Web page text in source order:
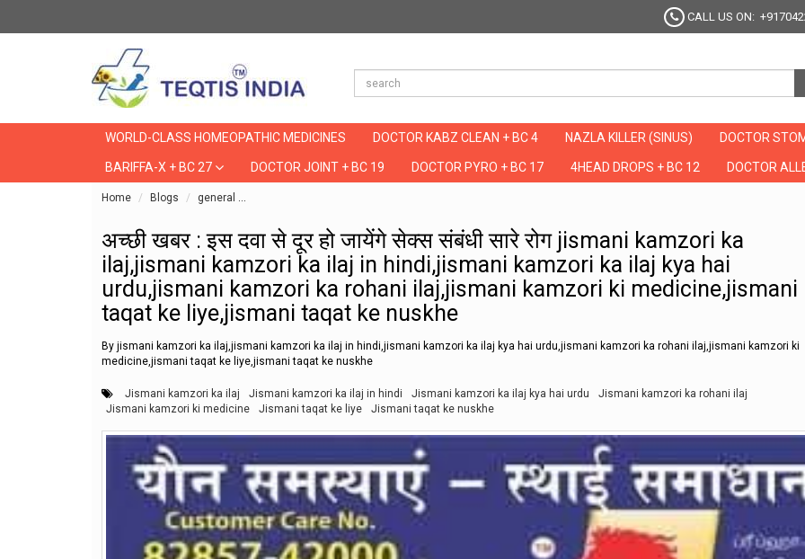
CALL US ON:
WORLD-CLASS HOMEOPATHIC MEDICINES DOCTOR KABZ CLEAN + BC 4 NAZLA KILLER (SINUS) DOCTOR
BARIFFA-X + BC 27 DOCTOR JOINT + BC 19 DOCTOR PYRO + BC 17 4HEAD DROPS + BC 12 DOCTOR
Home Blogs general
अच्छी खबर : इस दवा से दूर हो जायेंगे सेक्स संबंधी सारे रोग jismani kamzori ka
ilaj,jismani kamzori ka ilaj in hindi,jismani kamzori ka ilaj kya hai
urdu,jismani kamzori ka rohani ilaj,jismani kamzori ki medicine,jismani
taqat ke liye,jismani taqat ke nuskhe
By jismani kamzori ka ilaj,jismani kamzori ka ilaj in hindi,jismani kamzori ka ilaj kya hai urdu,jismani kamzori ka rohani ilaj,jismani kamzori ki
medicine,jismani taqat ke liye,jismani taqat ke nuskhe
Jismani kamzori ka ilaj Jismani kamzori ka ilaj in hindi Jismani kamzori ka ilaj kya hai urdu
Jismani kamzori ka rohani ilaj
Jismani kamzori ki medicine
Jismani taqat ke liye Jismani taqat ke nuskhe